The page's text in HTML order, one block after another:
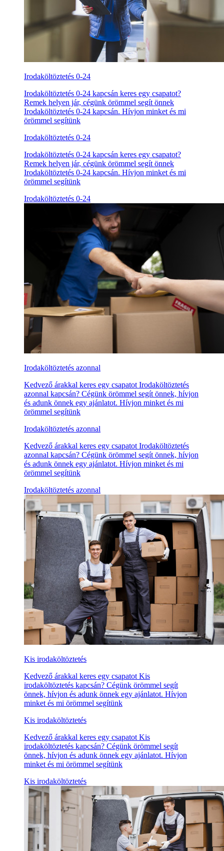
Irodaköltöztetés 0-24
Irodaköltöztetés 0-24 kapcsán keres egy csapatot?
Remek helyen jár, cégünk örömmel segít önnek
Irodaköltöztetés 0-24 kapcsán. Hívjon minket és mi
örömmel segítünk
Irodaköltöztetés 0-24
Irodaköltöztetés 0-24 kapcsán keres egy csapatot?
Remek helyen jár, cégünk örömmel segít önnek
Irodaköltöztetés 0-24 kapcsán. Hívjon minket és mi
örömmel segítünk
Irodaköltöztetés 0-24
Irodaköltöztetés azonnal
Kedvező árakkal keres egy csapatot Irodaköltöztetés
azonnal kapcsán? Cégünk örömmel segít önnek, hívjon
és adunk önnek egy ajánlatot. Hívjon minket és mi
örömmel segítünk
Irodaköltöztetés azonnal
Kedvező árakkal keres egy csapatot Irodaköltöztetés
azonnal kapcsán? Cégünk örömmel segít önnek, hívjon
és adunk önnek egy ajánlatot. Hívjon minket és mi
örömmel segítünk
Irodaköltöztetés azonnal
Kis irodaköltöztetés
Kedvező árakkal keres egy csapatot Kis
irodaköltöztetés kapcsán? Cégünk örömmel segít
önnek, hívjon és adunk önnek egy ajánlatot. Hívjon
minket és mi örömmel segítünk
Kis irodaköltöztetés
Kedvező árakkal keres egy csapatot Kis
irodaköltöztetés kapcsán? Cégünk örömmel segít
önnek, hívjon és adunk önnek egy ajánlatot. Hívjon
minket és mi örömmel segítünk
Kis irodaköltöztetés